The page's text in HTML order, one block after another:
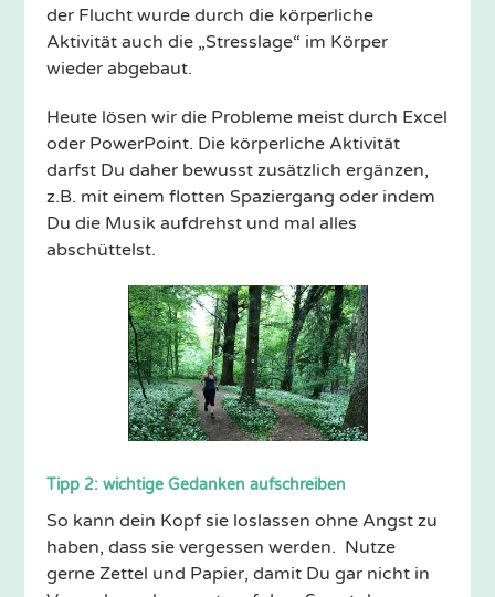
der Flucht wurde durch die körperliche
Aktivität auch die „Stresslage“ im Körper
wieder abgebaut.
Heute lösen wir die Probleme meist durch Excel
oder PowerPoint. Die körperliche Aktivität
darfst Du daher bewusst zusätzlich ergänzen,
z.B. mit einem flotten Spaziergang oder indem
Du die Musik aufdrehst und mal alles
abschüttelst.
Tipp 2: wichtige Gedanken aufschreiben
So kann dein Kopf sie loslassen ohne Angst zu
haben, dass sie vergessen werden. Nutze
gerne Zettel und Papier, damit Du gar nicht in